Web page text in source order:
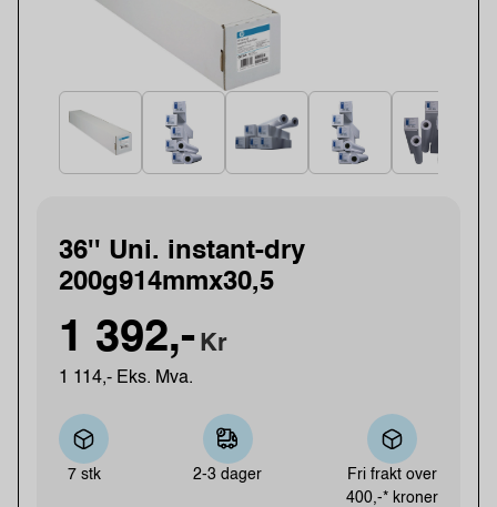
36'' Uni. instant-dry
200g914mmx30,5
1 392,- Kr
1 114,- Eks. Mva.
7 stk 2-3 dager
Fri frakt over
400,-* kroner